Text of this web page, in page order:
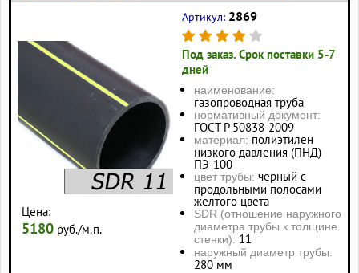
Цена:
5180 руб./м.п.
Артикул: 2869
Под заказ. Срок поставки 5-7
дней
наименование:
газопроводная труба
нормативный документ:
ГОСТ Р 50838-2009
материал: полиэтилен
низкого давления (ПНД)
ПЭ-100
цвет трубы: черный с
продольными полосами
желтого цвета
SDR (отношение наружного
диаметра трубы к толщине
стенки): 11
наружный диаметр трубы:
280 мм